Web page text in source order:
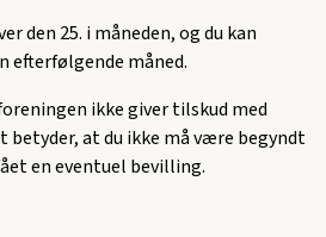
den 25. i måneden, og du kan
efterfølgende måned.
ikke giver tilskud med
betyder, at du ikke må være begyndt
en eventuel bevilling.